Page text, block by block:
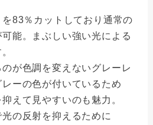
83％カットしており通常の
能。まぶしい強い光による
が色調を変えないグレーレ
ーの色が付いているため
えて見やすいのも魅力。
の反射を抑えるために